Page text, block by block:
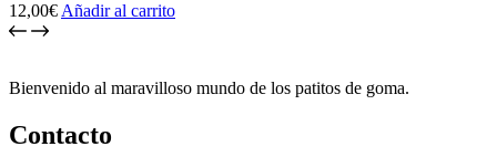
12,00€ Añadir al carrito
Bienvenido al maravilloso mundo de los patitos de goma.
Contacto